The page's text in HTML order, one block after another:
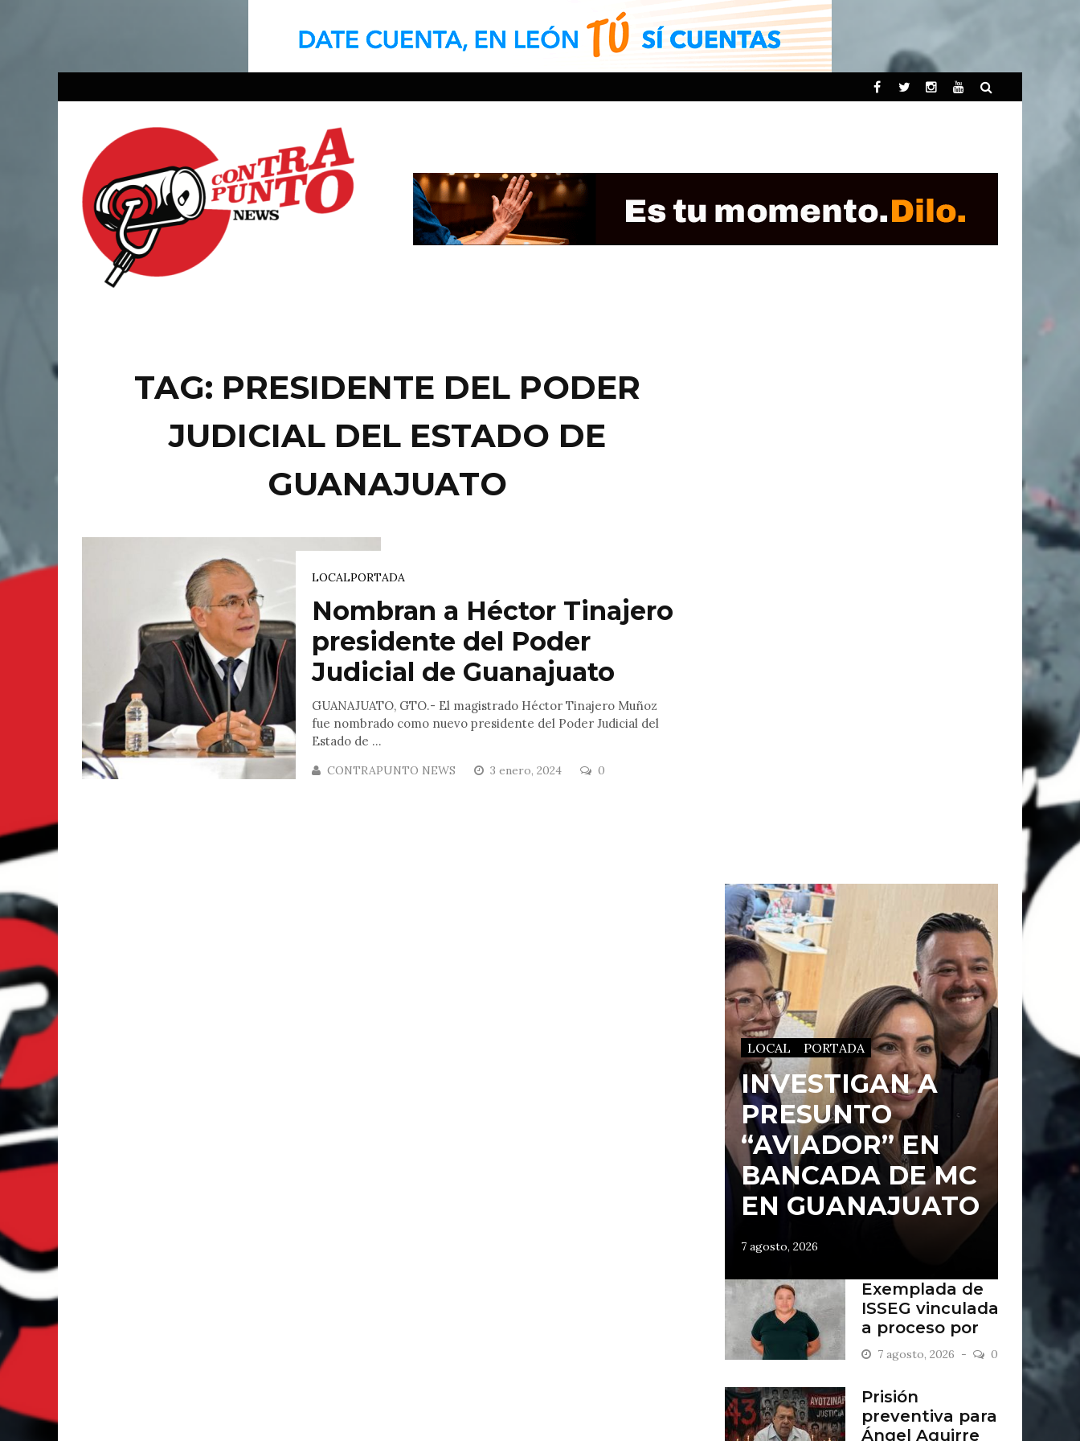
TAG: PRESIDENTE DEL PODER
JUDICIAL DEL ESTADO DE
GUANAJUATO
LOCALPORTADA
Nombran a Héctor Tinajero
presidente del Poder
Judicial de Guanajuato
GUANAJUATO, GTO.- El magistrado Héctor Tinajero Muñoz
fue nombrado como nuevo presidente del Poder Judicial del
Estado de ...
CONTRAPUNTO NEWS 3 enero, 2024 0
LOCAL PORTADA
INVESTIGAN A
PRESUNTO
“AVIADOR” EN
BANCADA DE MC
EN GUANAJUATO
7 agosto, 2026
Exemplada de
ISSEG vinculada
a proceso por
retiros indebidos
7 agosto, 2026 0
Prisión
preventiva para
Ángel Aguirre